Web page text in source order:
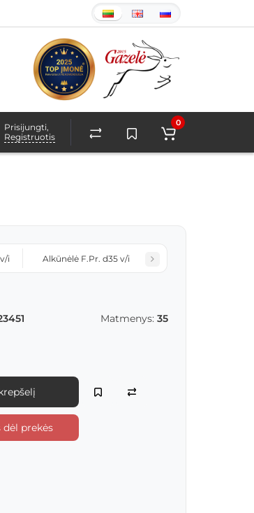
Prisijungti,
Registruotis
0
i Alkūnėlė F.Pr. d35 v/i
Matmenys: 35
dėl prekės